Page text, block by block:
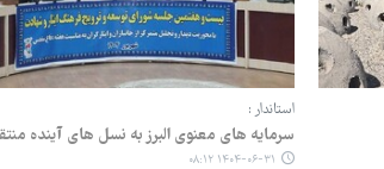
استاندار :
سرمایه های معنوی البرز به نسل های آینده
۱۴۰۴-۰۶-۳۱ ۰۸:۱۲